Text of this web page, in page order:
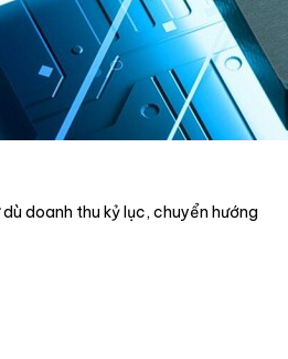
doanh thu kỷ lục, chuyển hướng